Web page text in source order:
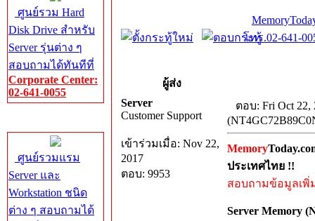
ศูนย์รวม Hard
Disk Drive สำหรับ
Server รุ่นต่าง ๆ
สอบถามได้ทันทีที่
Corporate Center:
02-641-0055
ศูนย์รวมแรม
Server และ
Workstation ชนิด
ต่าง ๆ สอบถามได้
โทร.02-641-
ผู้ส่ง
Server
Customer Support
เข้าร่วมเมื่อ: Nov 22,
2017
ตอบ: 9953
ตอบ: Fri Oct 22,
Memory
ประเทศไทย !!
สอบถามข้อมูลเพิ่
Server Memory